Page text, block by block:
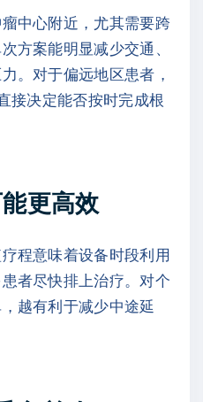
中心附近，尤其需要跨
方案能明显减少交通、
。对于偏远地区患者，
接决定能否按时完成根
更高效
程意味着设备时段利用
者尽快排上治疗。对个
越有利于减少中途延